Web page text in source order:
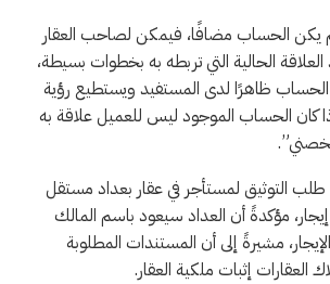
يكن الحساب مضافًا، فيمكن لصاحب العقار
الحالية التي تربطه به بخطوات بسيطة،
الحساب ظاهرًا لدى المستفيد ويستطيع رؤية
كان الحساب الموجود ليس للعميل علاقة به
طلب التوثيق لمستأجر في عقار بعداد مستقل
مؤكدةً أن العداد سيعود باسم المالك
الإيجار، مشيرةً إلى أن المستندات المطلوبة
العقارات إثبات ملكية العقار.